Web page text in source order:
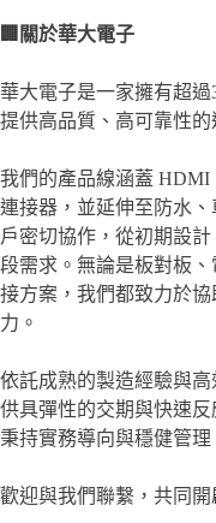
關於華大電子
華大電子是一家擁有超
提供高品質、高可靠性的
我們的產品線涵蓋 HDMI
連接器，並延伸至防水
戶密切協作，從初期設
段需求。無論是板對板
接方案，我們都致力於
力。
依託成熟的製造經驗與
供具彈性的交期與快速
秉持實務導向與穩健管
歡迎與我們聯繫，共同